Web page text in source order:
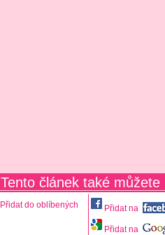
Tento článek také můžete
Přidat do oblíbených Přidat na
Přidat na